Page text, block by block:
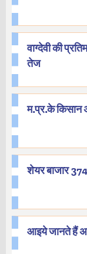
वाग्देवी की
तेज
म.प्र.के
शेयर बाजार
आइये जानते हैं